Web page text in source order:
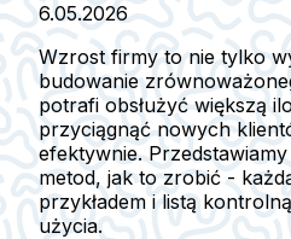
6.05.2026
Wzrost firmy to nie tylko
budowanie
potrafi obsłużyć większą
przyciągnąć nowych
efektywnie.
metod, jak to zrobić -
przykładem i listą
użycia.